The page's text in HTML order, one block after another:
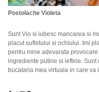
Postolache Violeta
Sunt Vio si iubesc mancarea si
placut sufletului si ochiului. Imi
pentru mine adevarata
ingrediente putine si ieftine.
bucataria mea virtuala in care va